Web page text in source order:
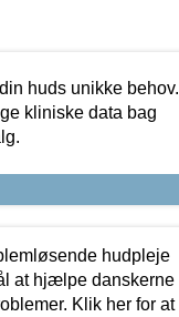
huds unikke behov.
kliniske data bag
hudpleje
at hjælpe danskerne
Klik her for at